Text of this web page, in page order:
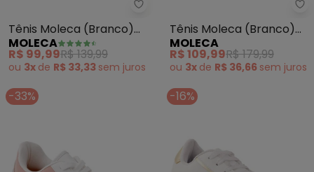
Moleca - Tênis Moleca
Tênis Moleca (Branco)
em Sintético
MOLECA
R$ 99,99R$ 139,99
ou 3x de R$ 33,33 sem juros
Tênis Moleca (Branco)
em Sintético
MOLECA
R$ 109,99R$ 179,99
ou 3x de R$ 36,66 sem juros
-33% -16%